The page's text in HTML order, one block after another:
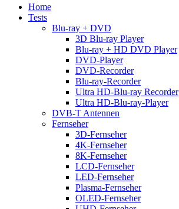
Close
Menu
Home
Tests
Blu-ray + DVD
3D Blu-ray Player
Blu-ray + HD DVD Player
DVD-Player
DVD-Recorder
Blu-ray-Recorder
Ultra HD-Blu-ray Recorder
Ultra HD-Blu-ray-Player
DVB-T Antennen
Fernseher
3D-Fernseher
4K-Fernseher
8K-Fernseher
LCD-Fernseher
LED-Fernseher
Plasma-Fernseher
OLED-Fernseher